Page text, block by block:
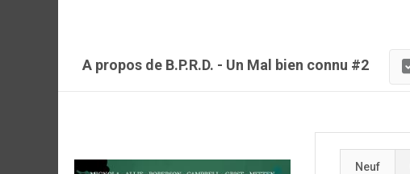
A propos de B.P.R.D. - Un Mal bien connu #2
Neuf